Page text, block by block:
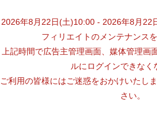
2026年8月22日(土)10:00 - 2026年8月22
フィリエイトのメンテナンス
上記時間で広告主管理画面、媒体管理画
ルにログインできなく
ご利用の皆様にはご迷惑をおかけいたし
さい。